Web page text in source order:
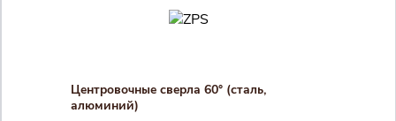
Центровочные сверла 60° (сталь,
алюминий)